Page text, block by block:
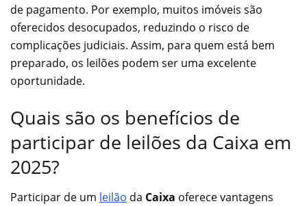
de pagamento. Por exemplo, muitos imóveis são
oferecidos desocupados, reduzindo o risco de
complicações judiciais. Assim, para quem está bem
preparado, os leilões podem ser uma excelente
oportunidade.
Quais são os benefícios de
participar de leilões da Caixa em
2025?
Participar de um leilão da Caixa oferece vantagens